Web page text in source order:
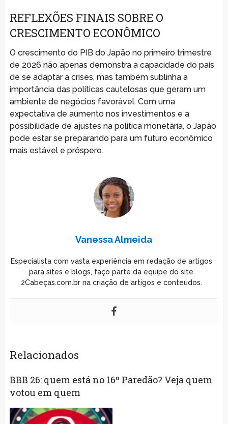
REFLEXÕES FINAIS SOBRE O
CRESCIMENTO ECONÔMICO
O crescimento do PIB do Japão no primeiro trimestre
de 2026 não apenas demonstra a capacidade do país
de se adaptar a crises, mas também sublinha a
importância das políticas cautelosas que geram um
ambiente de negócios favorável. Com uma
expectativa de aumento nos investimentos e a
possibilidade de ajustes na política monetária, o Japão
pode estar se preparando para um futuro econômico
mais estável e próspero.
Vanessa Almeida
Especialista com vasta experiência em redação de artigos
para sites e blogs, faço parte da equipe do site
2Cabeças.com.br na criação de artigos e conteúdos.
Relacionados
BBB 26: quem está no 16º Paredão? Veja quem
votou em quem